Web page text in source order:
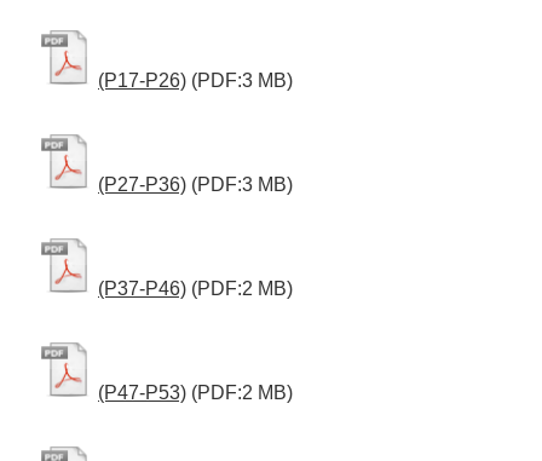
(P17-P26) (PDF:3 MB)
(P27-P36) (PDF:3 MB)
(P37-P46) (PDF:2 MB)
(P47-P53) (PDF:2 MB)